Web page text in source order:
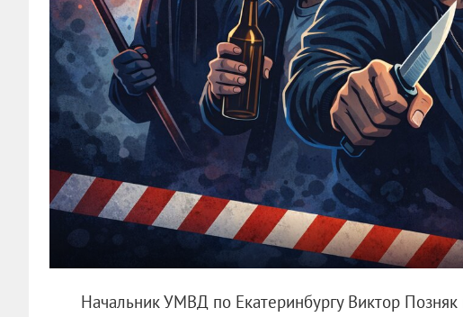
Начальник УМВД по Екатеринбургу Виктор